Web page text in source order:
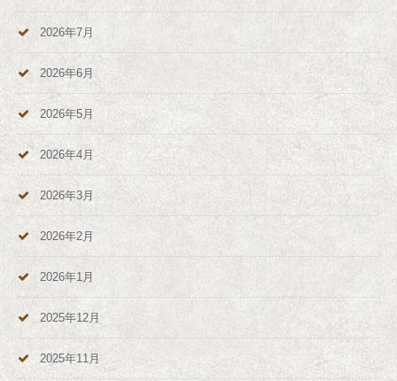
2026年7月
2026年6月
2026年5月
2026年4月
2026年3月
2026年2月
2026年1月
2025年12月
2025年11月